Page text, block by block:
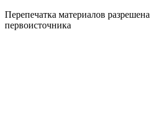
Перепечатка материалов
первоисточника